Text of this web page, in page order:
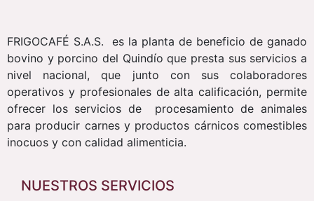
FRIGOCAFÉ S.A.S. es la planta de beneficio de ganado
bovino y porcino del Quindío que presta sus servicios a
nivel nacional, que junto con sus colaboradores
operativos y profesionales de alta calificación, permite
ofrecer los servicios de procesamiento de animales
para producir carnes y productos cárnicos comestibles
inocuos y con calidad alimenticia.
NUESTROS SERVICIOS